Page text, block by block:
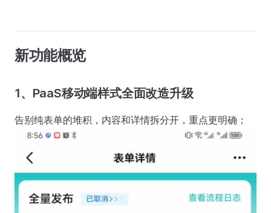
新功能概览
1、PaaS移动端样式全面改造升级
告别纯表单的堆积，内容和详情拆分开，重点更明确；